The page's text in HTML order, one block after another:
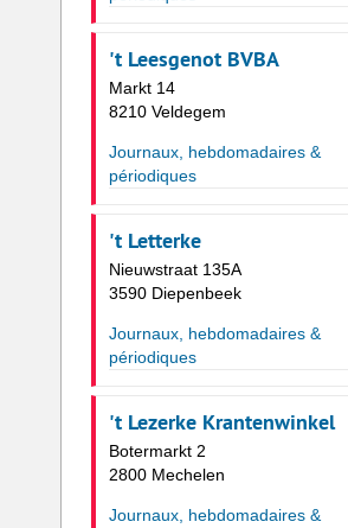
't Leesgenot BVBA
Markt 14
8210 Veldegem
Journaux, hebdomadaires &
périodiques
't Letterke
Nieuwstraat 135A
3590 Diepenbeek
Journaux, hebdomadaires &
périodiques
't Lezerke Krantenwinkel
Botermarkt 2
2800 Mechelen
Journaux, hebdomadaires &